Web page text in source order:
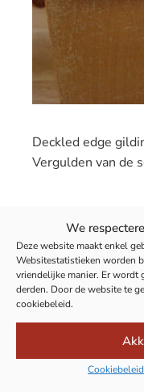
We
Deze website maakt enkel
Websitestatistieken worden
vriendelijke manier. Er wordt
derden. Door de website te
cookiebeleid.
Cookiebeleid
Deckled edge
Vergulden van de
OUDER BERICHT
© 2011-
Cookies